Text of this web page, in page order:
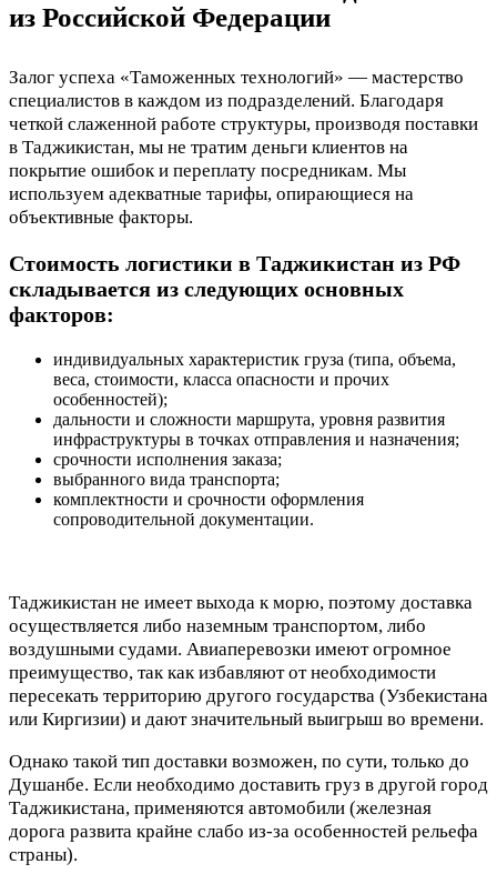
из Российской Федерации
Залог успеха «Таможенных технологий» — мастерство
специалистов в каждом из подразделений. Благодаря
четкой слаженной работе структуры, производя поставки
в Таджикистан, мы не тратим деньги клиентов на
покрытие ошибок и переплату посредникам. Мы
используем адекватные тарифы, опирающиеся на
объективные факторы.
Стоимость логистики в Таджикистан из РФ
складывается из следующих основных
факторов:
индивидуальных характеристик груза (типа, объема,
веса, стоимости, класса опасности и прочих
особенностей);
дальности и сложности маршрута, уровня развития
инфраструктуры в точках отправления и назначения;
срочности исполнения заказа;
выбранного вида транспорта;
комплектности и срочности оформления
сопроводительной документации.
Таджикистан не имеет выхода к морю, поэтому доставка
осуществляется либо наземным транспортом, либо
воздушными судами. Авиаперевозки имеют огромное
преимущество, так как избавляют от необходимости
пересекать территорию другого государства (Узбекистана
или Киргизии) и дают значительный выигрыш во времени.
Однако такой тип доставки возможен, по сути, только до
Душанбе. Если необходимо доставить груз в другой город
Таджикистана, применяются автомобили (железная
дорога развита крайне слабо из-за особенностей рельефа
страны).